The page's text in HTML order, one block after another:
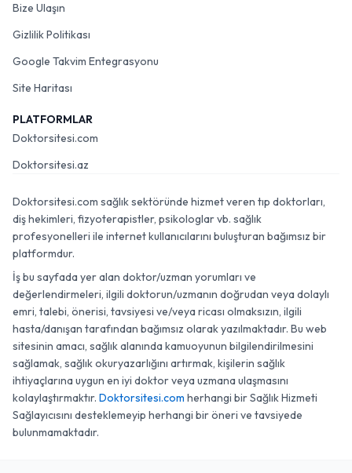
Bize Ulaşın
Gizlilik Politikası
Google Takvim Entegrasyonu
Site Haritası
PLATFORMLAR
Doktorsitesi.com
Doktorsitesi.az
Doktorsitesi.com sağlık sektöründe hizmet veren tıp doktorları,
diş hekimleri, fizyoterapistler, psikologlar vb. sağlık
profesyonelleri ile internet kullanıcılarını buluşturan bağımsız bir
platformdur.
İş bu sayfada yer alan doktor/uzman yorumları ve
değerlendirmeleri, ilgili doktorun/uzmanın doğrudan veya dolaylı
emri, talebi, önerisi, tavsiyesi ve/veya ricası olmaksızın, ilgili
hasta/danışan tarafından bağımsız olarak yazılmaktadır. Bu web
sitesinin amacı, sağlık alanında kamuoyunun bilgilendirilmesini
sağlamak, sağlık okuryazarlığını artırmak, kişilerin sağlık
ihtiyaçlarına uygun en iyi doktor veya uzmana ulaşmasını
kolaylaştırmaktır. Doktorsitesi.com herhangi bir Sağlık Hizmeti
Sağlayıcısını desteklemeyip herhangi bir öneri ve tavsiyede
bulunmamaktadır.